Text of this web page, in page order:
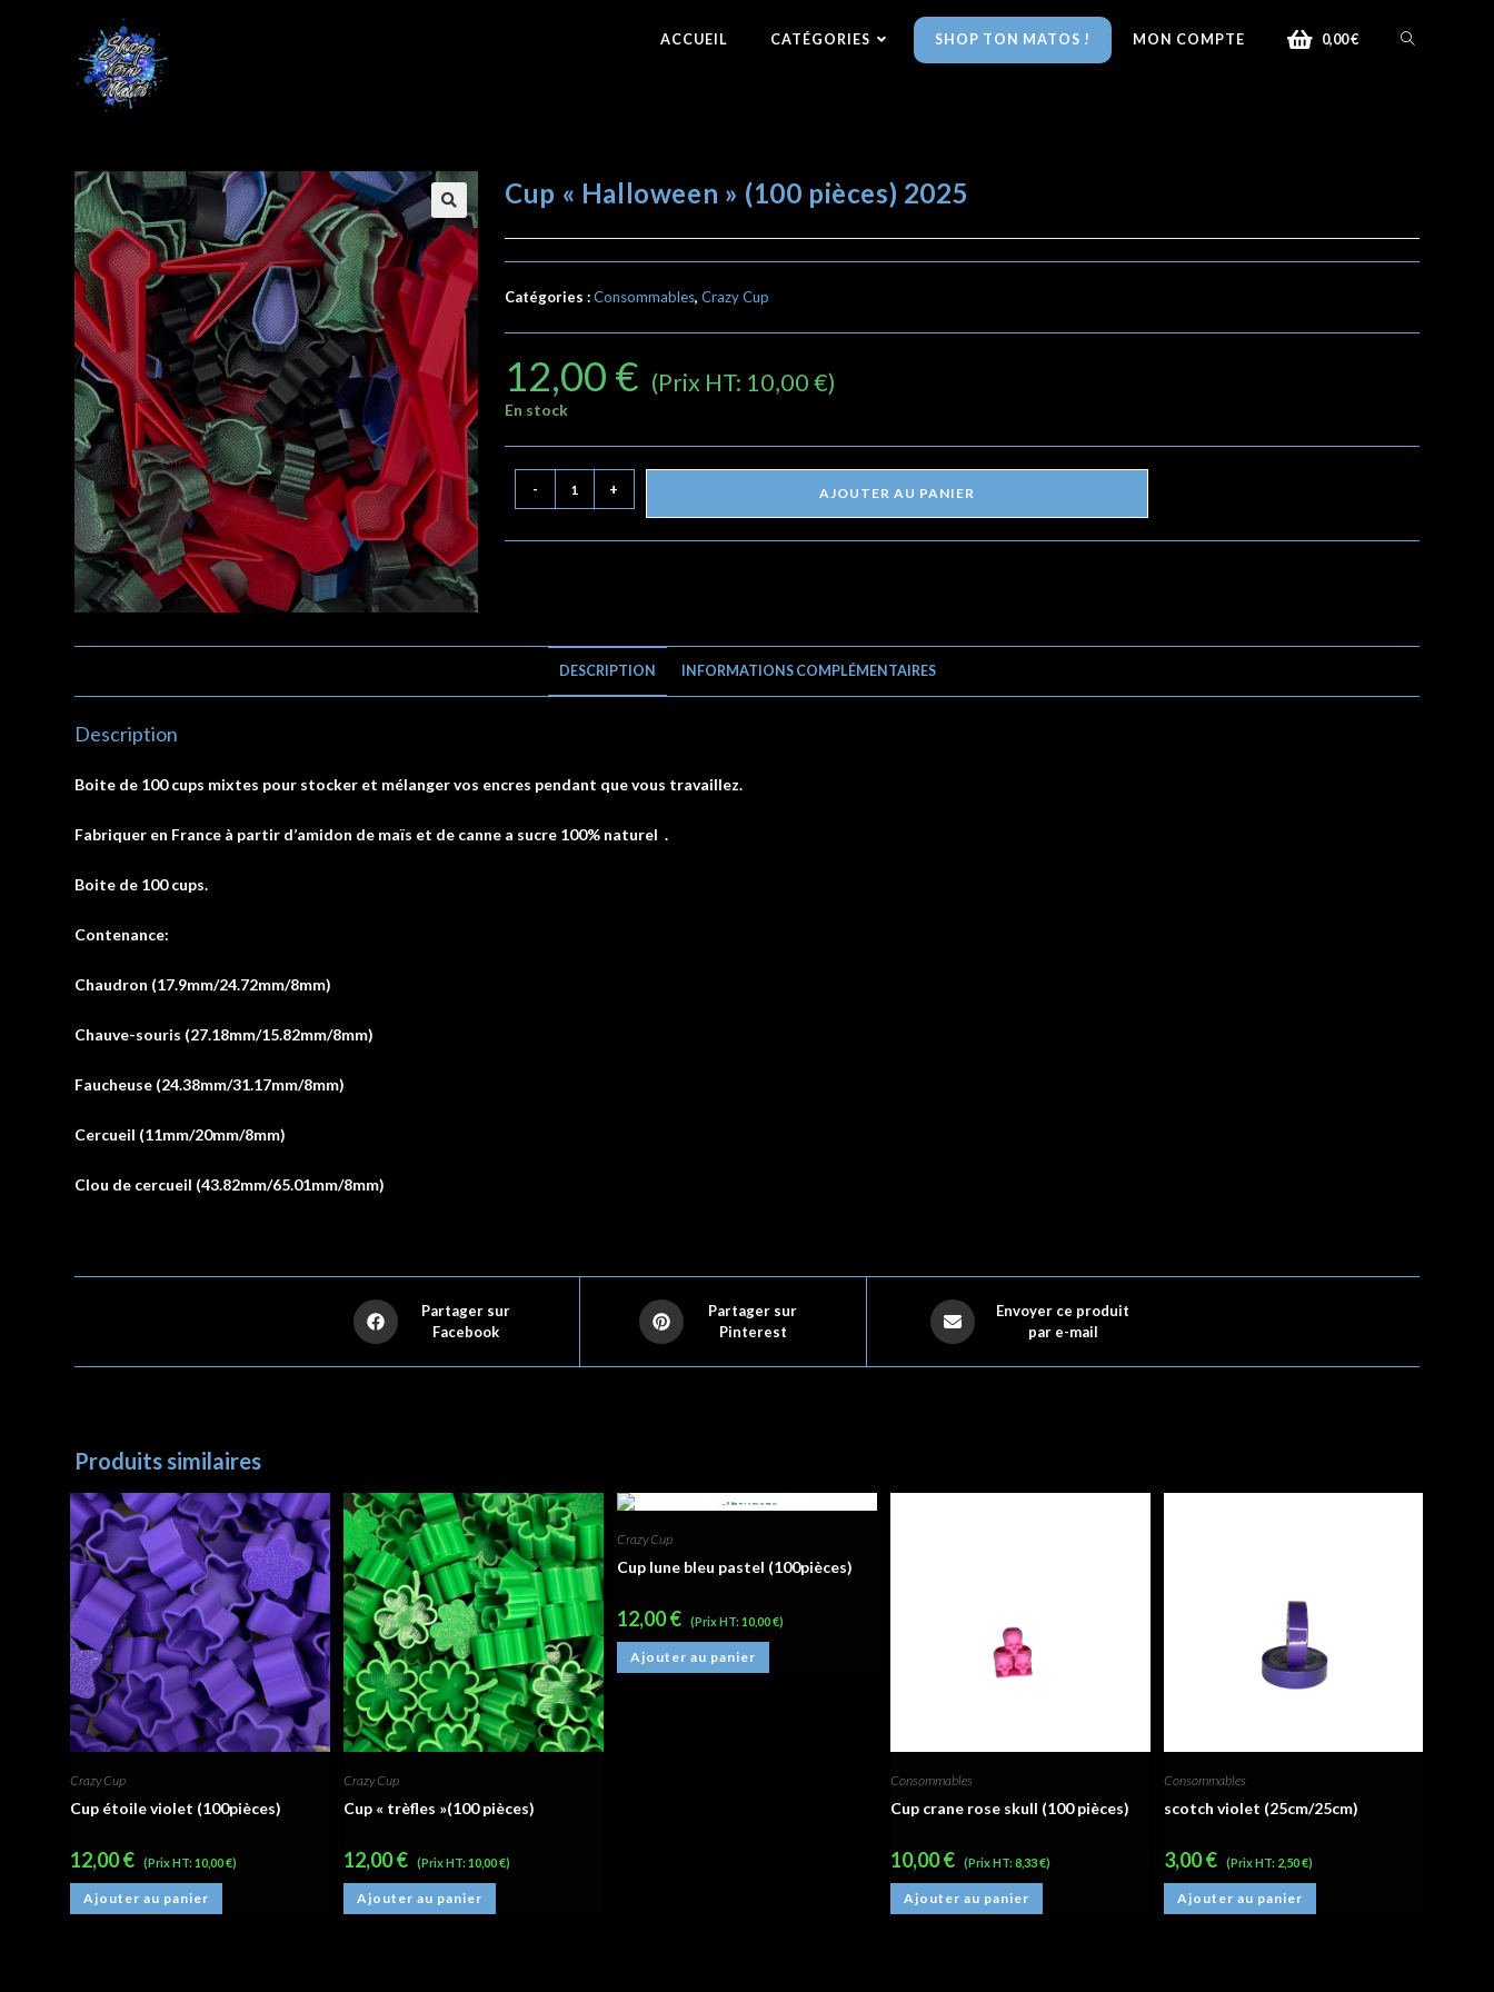
ACCUEIL CATÉGORIES SHOP TON MATOS ! MON COMPTE 0,00€
Cup « Halloween » (100 pièces) 2025
Catégories :Consommables,Crazy Cup
12,00 € (Prix HT: 10,00€)
En stock
- + AJOUTER AU PANIER
DESCRIPTION INFORMATIONS COMPLÉMENTAIRES
Description
Boite de 100 cups mixtes pour stocker et mélanger vos encres pendant que vous travaillez.
Fabriquer en France à partir d’amidon de maïs et de canne a sucre 100% naturel .
Boite de 100 cups.
Contenance:
Chaudron (17.9mm/24.72mm/8mm)
Chauve-souris (27.18mm/15.82mm/8mm)
Faucheuse (24.38mm/31.17mm/8mm)
Cercueil (11mm/20mm/8mm)
Clou de cercueil (43.82mm/65.01mm/8mm)
Partager sur
Facebook
Partager sur
Pinterest
Envoyer ce produit
par e-mail
Produits similaires
Crazy Cup
Cup étoile violet (100pièces)
12,00€ (Prix HT:10,00€)
Ajouter au panier
Crazy Cup
Cup « trèfles »(100 pièces)
12,00€ (Prix HT:10,00€)
Ajouter au panier
Crazy Cup
Cup lune bleu pastel (100pièces)
12,00€ (Prix HT:10,00€)
Ajouter au panier
Consommables
Cup crane rose skull (100 pièces)
10,00€ (Prix HT:8,33€)
Ajouter au panier
Consommables
scotch violet (25cm/25cm)
3,00€ (Prix HT: 2,50€)
Ajouter au panier